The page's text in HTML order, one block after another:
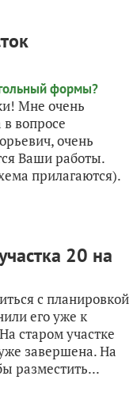
Мне очень
вопросе
очень
Ваши работы.
прилагаются).
20 на
с планировкой
его уже к
старом участке
завершена. На
разместить...